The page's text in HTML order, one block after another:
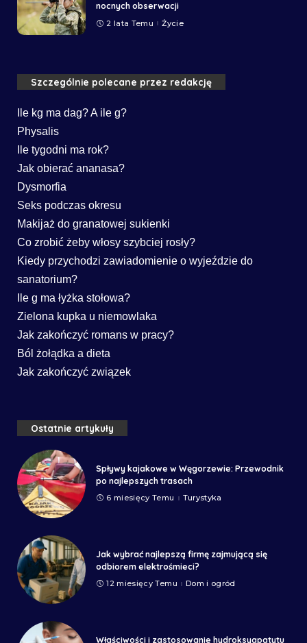
nocnych obserwacji
2 lata Temu Życie
Szczególnie polecane przez redakcję
Ile kg ma dag? A ile g?
Physalis
Ile tygodni ma rok?
Jak obierać ananasa?
Dysmorfia
Seks podczas okresu
Makijaż do granatowej sukienki
Co zrobić żeby włosy szybciej rosły?
Kiedy przychodzi zawiadomienie o wyjeździe do
sanatorium?
Ile g ma łyżka stołowa?
Zielona kupka u niemowlaka
Jak zakończyć romans w pracy?
Ból żołądka a dieta
Jak zakończyć związek
Ostatnie artykuły
Spływy kajakowe w Węgorzewie: Przewodnik
po najlepszych trasach
6 miesięcy Temu Turystyka
Jak wybrać najlepszą firmę zajmującą się
odbiorem elektrośmieci?
12 miesięcy Temu Dom i ogród
Właściwości i zastosowanie hydroksyapatytu